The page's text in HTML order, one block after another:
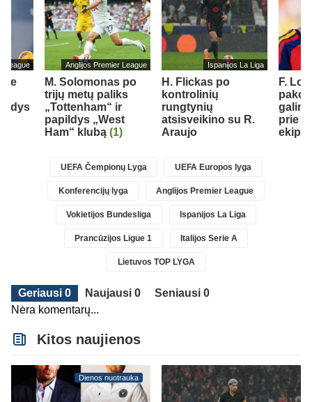
League Anglijos Premier League
M. Solomonas po
trijų metų paliks
„Tottenham“ ir
papildys „West
Ham“ klubą (1)
Ispanijos La Liga
H. Flickas po
kontrolinių
rungtynių
atsisveikino su R.
Araujo
F.
prie
UEFA Čempionų Lyga UEFA Europos lyga
Konferencijų lyga Anglijos Premier League
Vokietijos Bundesliga Ispanijos La Liga
Prancūzijos Ligue 1 Italijos Serie A
Lietuvos TOP LYGA
Geriausi 0 Naujausi 0
Seniausi 0
Nėra komentarų...
Kitos naujienos
Dienos nuotrauka